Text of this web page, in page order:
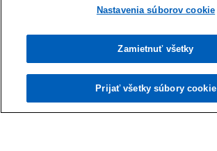
Nastavenia súborov cookie
Zamietnuť všetky
Prijať všetky súbory cookie